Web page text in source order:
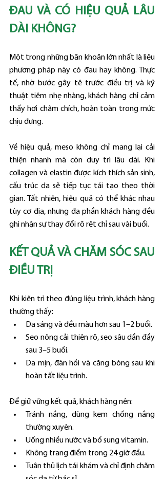
ĐAU VÀ CÓ HIỆU QUẢ LÂU
DÀI KHÔNG?
Một trong những băn khoăn lớn nhất là liệu
phương pháp này có đau hay không. Thực
tế, nhờ bước gây tê trước điều trị và kỹ
thuật tiêm nhẹ nhàng, khách hàng chỉ cảm
thấy hơi châm chích, hoàn toàn trong mức
chịu đựng.
Về hiệu quả, meso không chỉ mang lại cải
thiện nhanh mà còn duy trì lâu dài. Khi
collagen và elastin được kích thích sản sinh,
cấu trúc da sẽ tiếp tục tái tạo theo thời
gian. Tất nhiên, hiệu quả có thể khác nhau
tùy cơ địa, nhưng đa phần khách hàng đều
ghi nhận sự thay đổi rõ rệt chỉ sau vài buổi.
KẾT QUẢ VÀ CHĂM SÓC SAU
ĐIỀU TRỊ
Khi kiên trì theo đúng liệu trình, khách hàng
thường thấy:
Da sáng và đều màu hơn sau 1–2 buổi.
Sẹo nông cải thiện rõ, sẹo sâu dần đầy
sau 3–5 buổi.
Da mịn, đàn hồi và căng bóng sau khi
hoàn tất liệu trình.
Để giữ vững kết quả, khách hàng nên:
Tránh nắng, dùng kem chống nắng
thường xuyên.
Uống nhiều nước và bổ sung vitamin.
Không trang điểm trong 24 giờ đầu.
Tuân thủ lịch tái khám và chỉ định chăm